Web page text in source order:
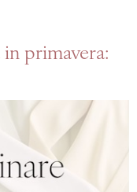
primavera: